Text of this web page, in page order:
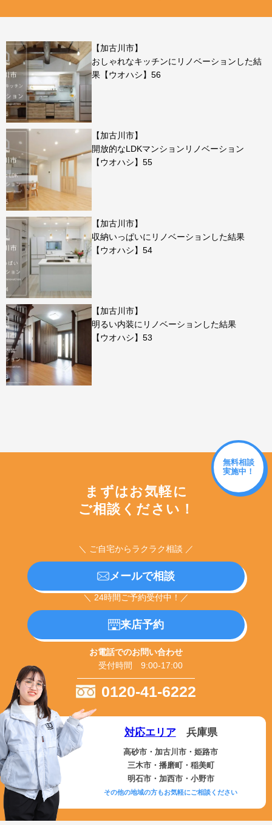
【加古川市】
おしゃれなキッチンにリノベーションした結
果【ウオハシ】56
【加古川市】
開放的なLDKマンションリノベーション
【ウオハシ】55
【加古川市】
収納いっぱいにリノベーションした結果
【ウオハシ】54
【加古川市】
明るい内装にリノベーションした結果
【ウオハシ】53
無料相談
実施中！
まずはお気軽に
ご相談ください！
＼ ご自宅からラクラク相談 ／
メールで相談
＼ 24時間ご予約受付中！／
来店予約
お電話でのお問い合わせ
受付時間 9:00-17:00
0120-41-6222
対応エリア兵庫県
高砂市・加古川市・姫路市
三木市・播磨町・稲美町
明石市・加西市・小野市
その他の地域の方もお気軽にご相談ください